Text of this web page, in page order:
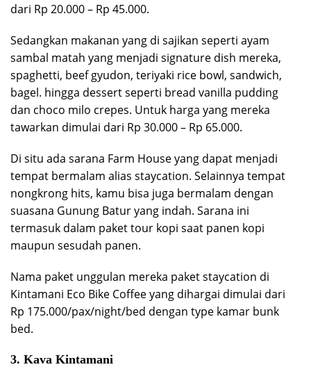
dari Rp 20.000 – Rp 45.000.
Sedangkan makanan yang di sajikan seperti ayam
sambal matah yang menjadi signature dish mereka,
spaghetti, beef gyudon, teriyaki rice bowl, sandwich,
bagel. hingga dessert seperti bread vanilla pudding
dan choco milo crepes. Untuk harga yang mereka
tawarkan dimulai dari Rp 30.000 – Rp 65.000.
Di situ ada sarana Farm House yang dapat menjadi
tempat bermalam alias staycation. Selainnya tempat
nongkrong hits, kamu bisa juga bermalam dengan
suasana Gunung Batur yang indah. Sarana ini
termasuk dalam paket tour kopi saat panen kopi
maupun sesudah panen.
Nama paket unggulan mereka paket staycation di
Kintamani Eco Bike Coffee yang dihargai dimulai dari
Rp 175.000/pax/night/bed dengan type kamar bunk
bed.
3. Kava Kintamani